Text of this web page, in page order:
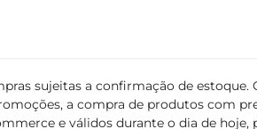
sujeitas a confirmação de estoque.
a compra de produtos com
e válidos durante o dia de hoje,